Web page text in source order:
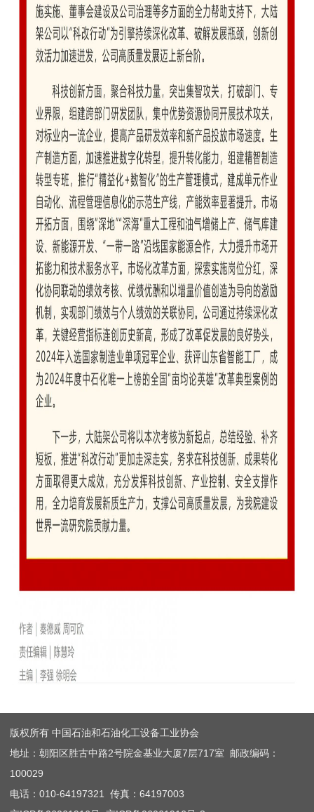
版权所有 中国石油和石油化工设备工业协会
地址：朝阳区胜古中路2号院金基业大厦7层717室 邮政编码：
100029
电话：010-64197321 传真：64197003